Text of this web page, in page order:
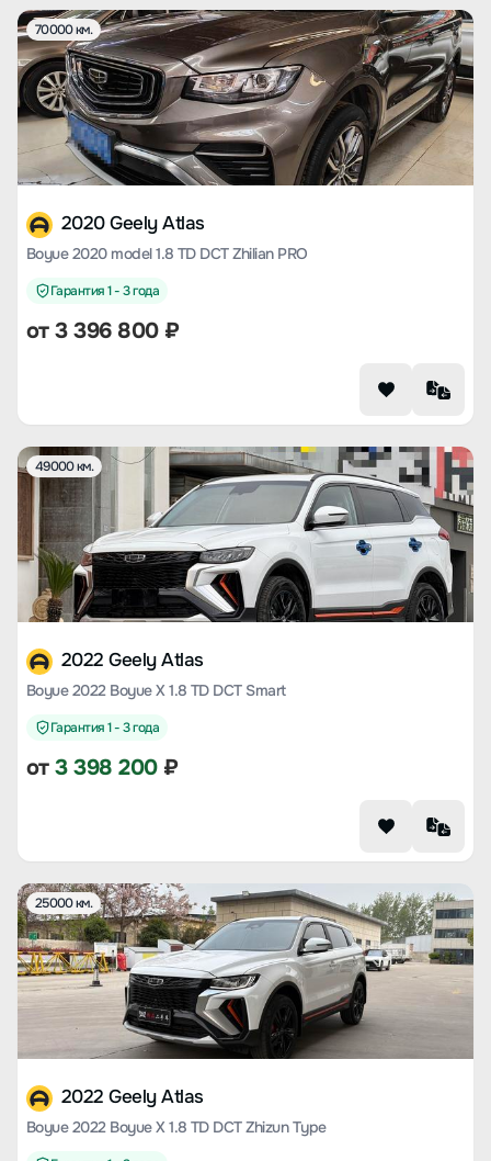
70000 км.
2020 Geely Atlas
Boyue 2020 model 1.8 TD DCT Zhilian PRO
Гарантия 1 - 3 года
от3 396 800₽
49000 км.
2022 Geely Atlas
Boyue 2022 Boyue X 1.8 TD DCT Smart
Гарантия 1 - 3 года
от3 398 200₽
25000 км.
2022 Geely Atlas
Boyue 2022 Boyue X 1.8 TD DCT Zhizun Type